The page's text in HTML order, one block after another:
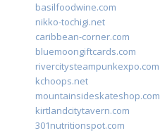
basilfoodwine.com
nikko-tochigi.net
caribbean-corner.com
bluemoongiftcards.com
rivercitysteampunkexpo.com
kchoops.net
mountainsideskateshop.com
kirtlandcitytavern.com
301nutritionspot.com